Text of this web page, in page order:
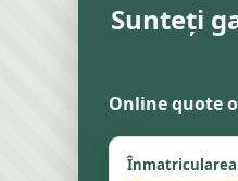
Sunteți
Online quote